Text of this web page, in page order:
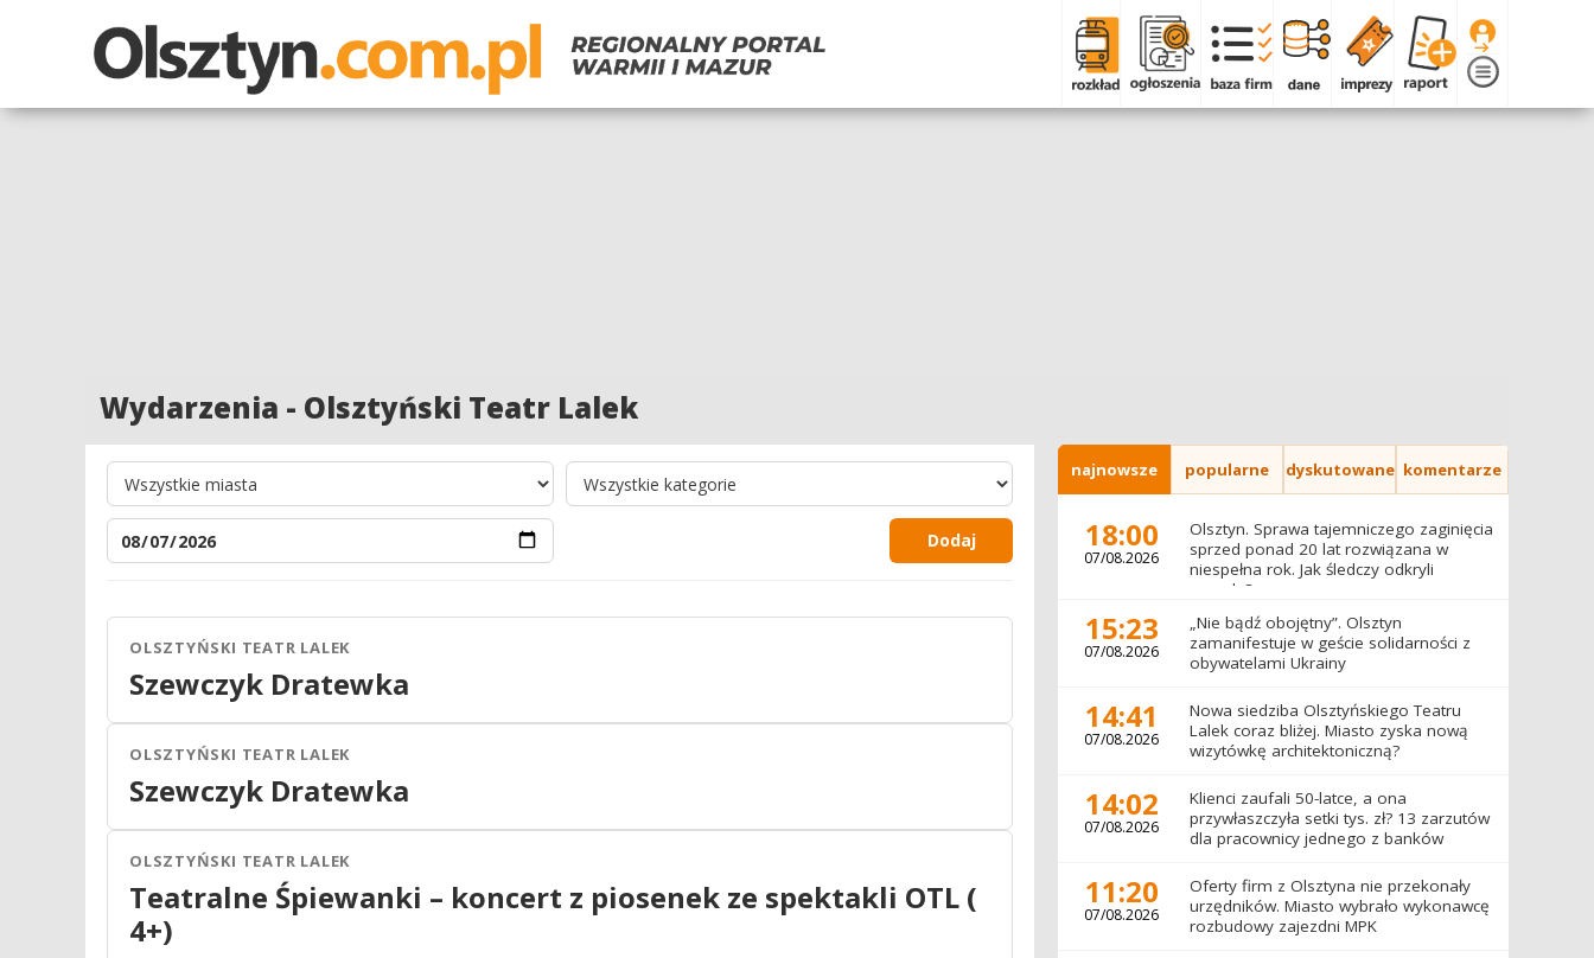
Wydarzenia - Olsztyński Teatr Lalek
Dodaj
Olsztyn Teatr
22 SIE 12:00
OLSZTYŃSKI TEATR LALEK
Szewczyk Dratewka
Olsztyn Teatr
23 SIE 12:00
OLSZTYŃSKI TEATR LALEK
Szewczyk Dratewka
Olsztyn Teatr
24 WRZ 09:00
OLSZTYŃSKI TEATR LALEK
Teatralne Śpiewanki – koncert z piosenek ze spektakli OTL (
4+)
najnowsze popularne dyskutowane komentarze
18:00
07/08.2026
Olsztyn. Sprawa tajemniczego zaginięcia
sprzed ponad 20 lat rozwiązana w
niespełna rok. Jak śledczy odkryli
prawdę?
15:23
07/08.2026
„Nie bądź obojętny”. Olsztyn
zamanifestuje w geście solidarności z
obywatelami Ukrainy
14:41
07/08.2026
Nowa siedziba Olsztyńskiego Teatru
Lalek coraz bliżej. Miasto zyska nową
wizytówkę architektoniczną?
14:02
07/08.2026
Klienci zaufali 50-latce, a ona
przywłaszczyła setki tys. zł? 13 zarzutów
dla pracownicy jednego z banków
11:20
07/08.2026
Oferty firm z Olsztyna nie przekonały
urzędników. Miasto wybrało wykonawcę
rozbudowy zajezdni MPK